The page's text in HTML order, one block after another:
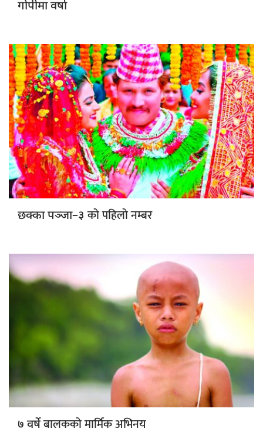
गोपीमा वर्षा
छक्का पञ्जा–३को पहिलो नम्बर
७ वर्षेबालकको मार्मिक अभिनय